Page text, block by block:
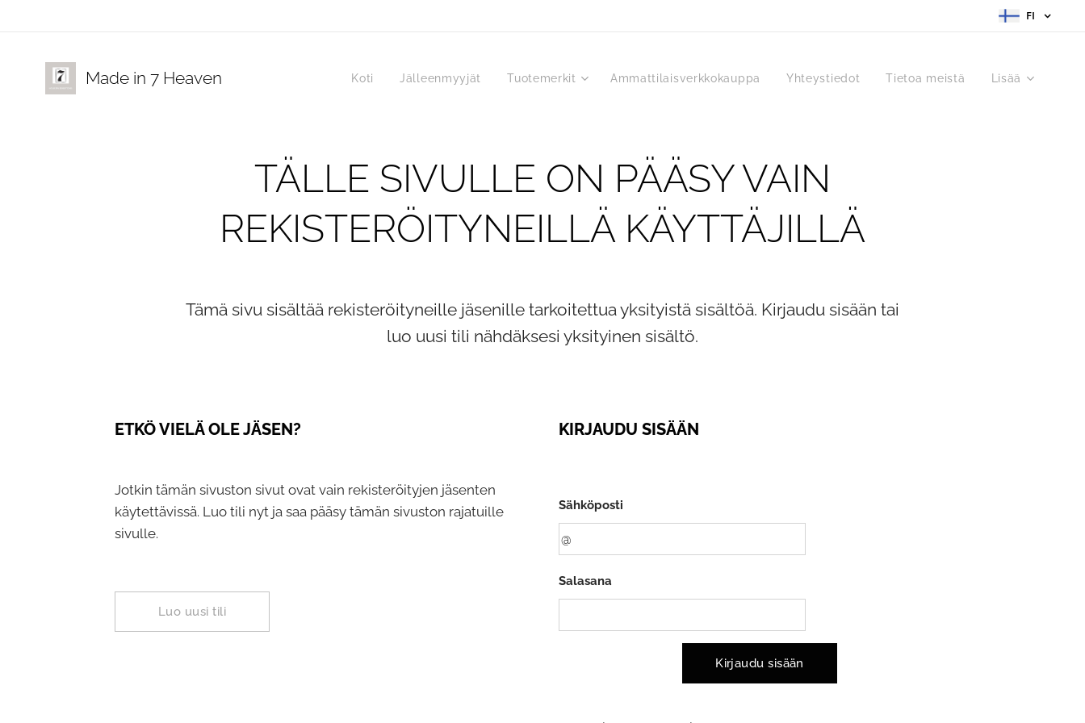
FI
Made in 7 Heaven Koti Jälleenmyyjät Tuotemerkit Ammattilaisverkkokauppa Yhteystiedot Tietoa meistä Lisää
TÄLLE SIVULLE ON PÄÄSY VAIN
REKISTERÖITYNEILLÄ KÄYTTÄJILLÄ
Tämä sivu sisältää rekisteröityneille jäsenille tarkoitettua yksityistä sisältöä. Kirjaudu sisään tai
luo uusi tili nähdäksesi yksityinen sisältö.
ETKÖ VIELÄ OLE JÄSEN?
Jotkin tämän sivuston sivut ovat vain rekisteröityjen jäsenten
käytettävissä. Luo tili nyt ja saa pääsy tämän sivuston rajatuille
sivulle.
Luo uusi tili
KIRJAUDU SISÄÄN
Sähköposti
Salasana
Kirjaudu sisään